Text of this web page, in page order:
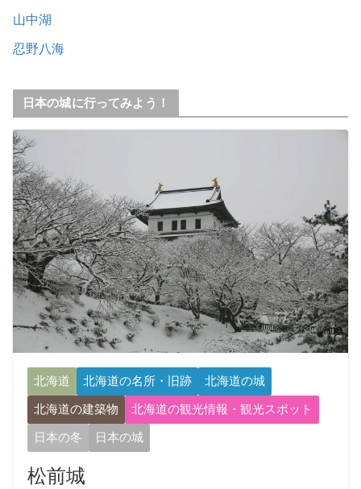
山中湖
忍野八海
日本の城に行ってみよう！
北海道 北海道の名所・旧跡
北海道の城
北海道の建築物
北海道の観光情報・観光スポット
日本の冬
日本の城
松前城